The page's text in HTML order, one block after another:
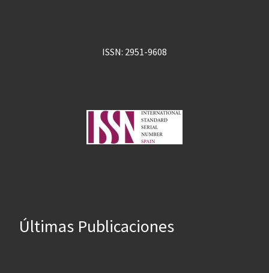
ISSN: 2951-9608
Últimas Publicaciones